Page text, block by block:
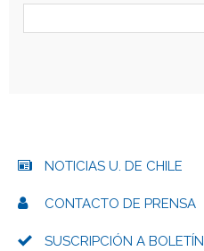
NOTICIAS U. DE CHILE
CONTACTO DE PRENSA
SUSCRIPCIÓN A BOLETÍN